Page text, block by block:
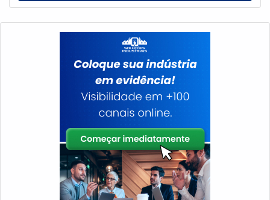
RÚSTICA DE MADEIRANão bastasse, as estantes
rústicas e constituídas por madeira (ou simplesmente
peroba de demolição, neste caso